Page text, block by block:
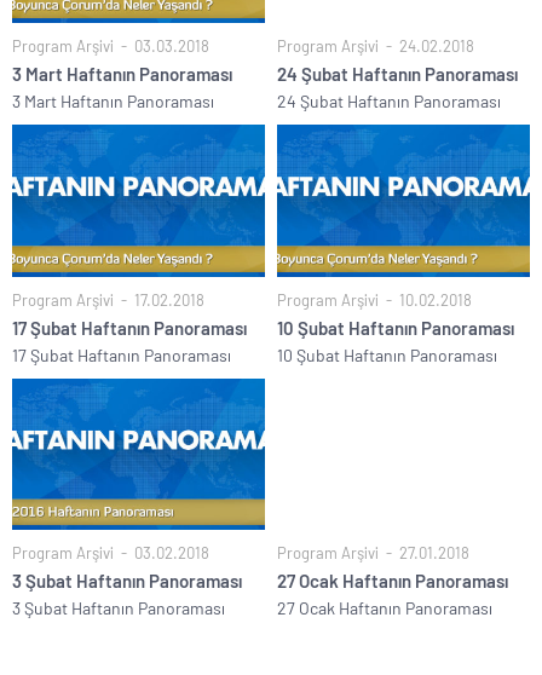
Program Arşivi 03.03.2018
3 Mart Haftanın Panoraması
3 Mart Haftanın Panoraması
Program Arşivi 24.02.2018
24 Şubat Haftanın Panoraması
24 Şubat Haftanın Panoraması
Program Arşivi 17.02.2018
17 Şubat Haftanın Panoraması
17 Şubat Haftanın Panoraması
Program Arşivi 10.02.2018
10 Şubat Haftanın Panoraması
10 Şubat Haftanın Panoraması
Program Arşivi 03.02.2018
3 Şubat Haftanın Panoraması
3 Şubat Haftanın Panoraması
Program Arşivi 27.01.2018
27 Ocak Haftanın Panoraması
27 Ocak Haftanın Panoraması